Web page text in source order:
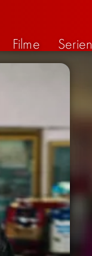
Filme Serien